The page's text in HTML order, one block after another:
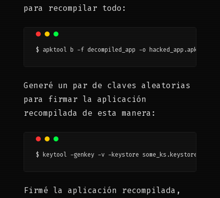
para recompilar todo:
$ apktool b -f decompiled_app -o hacked_app.apk
Generé un par de claves aleatorias
para firmar la aplicación
recompilada de esta manera:
$ keytool -genkey -v -keystore some_ks.keystore -
Firmé la aplicación recompilada,